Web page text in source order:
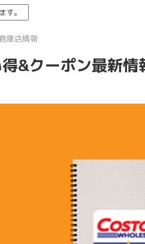
す。
庫店情報
&クーポン最新